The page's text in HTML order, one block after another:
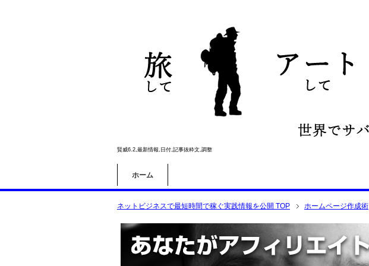
賢威6.2,最新情報,日付,記事抜粋文,調整
ホーム
ネットビジネスで最短時間で稼ぐ実践情報を公開 TOP ホームページ作成術